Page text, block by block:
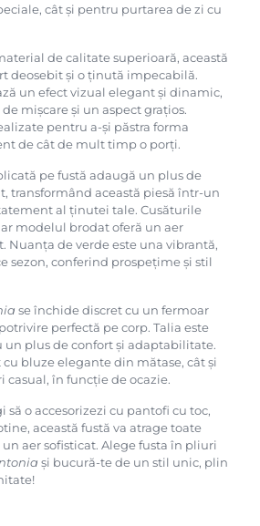
cât și pentru purtarea de zi cu
de calitate superioară, această
deosebit și o ținută impecabilă.
un efect vizual elegant și dinamic,
mișcare și un aspect grațios.
pentru a-și păstra forma
de cât de mult timp o porți.
pe fustă adaugă un plus de
transformând această piesă într-un
al ținutei tale. Cusăturile
modelul brodat oferă un aer
Nuanța de verde este una vibrantă,
sezon, conferind prospețime și stil
se închide discret cu un fermoar
perfectă pe corp. Talia este
un plus de confort și adaptabilitate.
bluze elegante din mătase, cât și
casual, în funcție de ocazie.
să o accesorizezi cu pantofi cu toc,
această fustă va atrage toate
aer sofisticat. Alege fusta în pliuri
și bucură-te de un stil unic, plin